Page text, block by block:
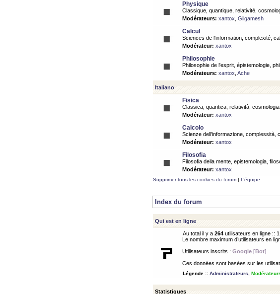
Physique
Classique, quantique, relativité,
Modérateurs: xantox Gilgamesh
Calcul
Sciences de l'information, complexité,
Modérateur: xantox
Philosophie
Philosophie de l'esprit, épistemologie,
Modérateurs: xantox Ache
Italiano
Fisica
Classica, quantica, relatività, cosmologia..
Modérateur: xantox
Calcolo
Scienze dell'informazione, complessità,
Modérateur: xantox
Filosofia
Filosofia della mente, epistemologia,
Modérateur: xantox
Supprimer tous les cookies du forum | L’équipe
Index du forum
Qui est en ligne
Au total il y a 264 utilisateurs en ligne ::
Le nombre maximum d’utilisateurs en
Utilisateurs inscrits : Google [Bot]
Ces données sont basées sur les
Légende :: Administrateurs
Statistiques